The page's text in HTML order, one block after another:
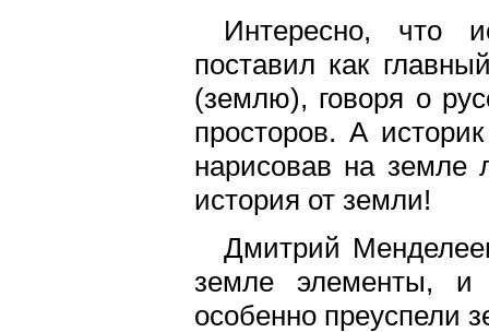
Интересно, что
поставил как
(землю), говоря о
просторов. А
нарисовав на земле
история от земли!
Дмитрий
земле элементы, и
особенно преуспели